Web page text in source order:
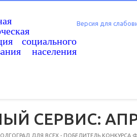
социального
населения
Версия для
СЕРВИС:
ДЛЯ ВСЕХ - ПОБЕДИТЕЛЬ КОНКУРСА